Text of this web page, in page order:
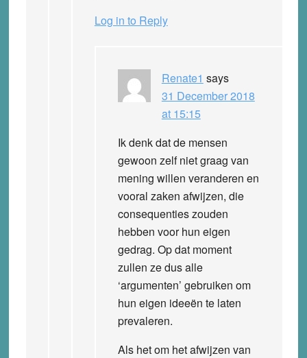
Log in to Reply
Renate1 says
31 December 2018
at 15:15
Ik denk dat de mensen
gewoon zelf niet graag van
mening willen veranderen en
vooral zaken afwijzen, die
consequenties zouden
hebben voor hun eigen
gedrag. Op dat moment
zullen ze dus alle
‘argumenten’ gebruiken om
hun eigen ideeën te laten
prevaleren.
Als het om het afwijzen van